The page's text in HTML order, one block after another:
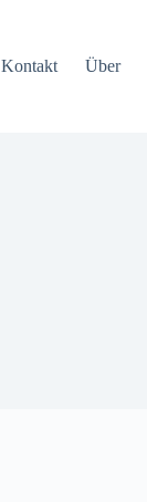
Kontakt Über